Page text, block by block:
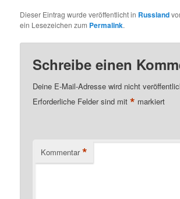
Dieser Eintrag wurde veröffentlicht in Russland
ein Lesezeichen zum Permalink.
Schreibe einen
Deine E-Mail-Adresse wird nicht
Erforderliche Felder sind mit* markiert
Kommentar *